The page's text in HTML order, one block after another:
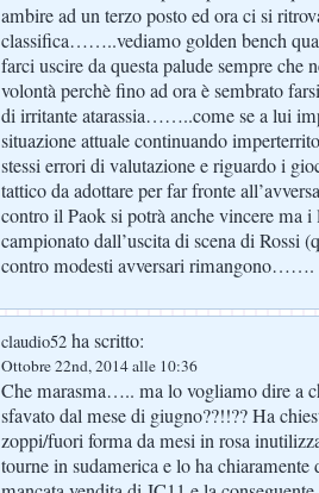
ambire ad un terzo posto ed ora ci si
classifica……..vediamo golden bench
farci uscire da questa palude sempre che
volontà perchè fino ad ora è sembrato
di irritante atarassia……..come se a lui
situazione attuale continuando
stessi errori di valutazione e riguardo i
tattico da adottare per far fronte
contro il Paok si potrà anche vincere ma
campionato dall’uscita di scena di Rossi
contro modesti avversari rimangono…….
claudio52 ha scritto:
Ottobre 22nd, 2014 alle 10:36
Che marasma….. ma lo vogliamo dire a
sfavato dal mese di giugno??!!?? Ha
zoppi/fuori forma da mesi in rosa
tourne in sudamerica e lo ha chiaramente